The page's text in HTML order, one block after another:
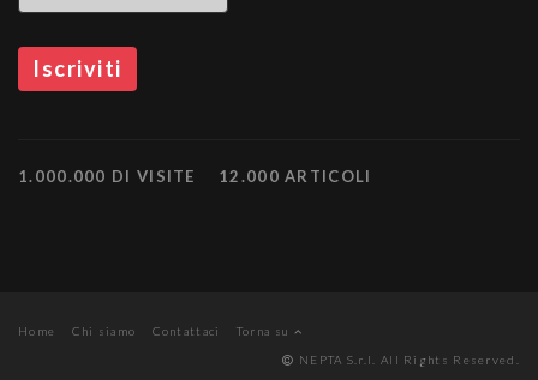
1.000.000 DI VISITE 12.000 ARTICOLI
Home Chi siamo Contattaci
Torna su
NEPTA S.r.l. All Rights Reserved.